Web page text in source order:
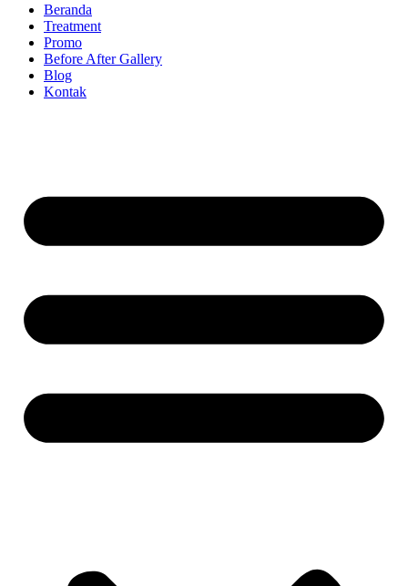
Beranda
Treatment
Promo
Before After Gallery
Blog
Kontak